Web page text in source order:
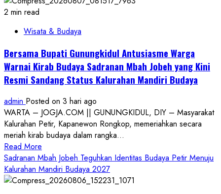
2 min read
Wisata & Budaya
Bersama Bupati Gunungkidul Antusiasme Warga
Warnai Kirab Budaya Sadranan Mbah Jobeh yang Kini
Resmi Sandang Status Kalurahan Mandiri Budaya
admin Posted on 3 hari ago
WARTA – JOGJA.COM || GUNUNGKIDUL, DIY – Masyarakat
Kalurahan Petir, Kapanewon Rongkop, memeriahkan secara
meriah kirab budaya dalam rangka...
Read More
more
about
Bersama
Sadranan Mbah Jobeh Teguhkan Identitas Budaya Petir Menuju
Kalurahan Mandiri Budaya 2027